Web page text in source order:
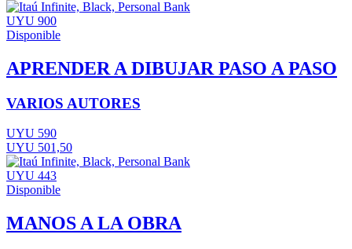
UYU 900
Disponible
APRENDER A DIBUJAR PASO A PASO
VARIOS AUTORES
UYU 590
UYU 501,50
UYU 443
Disponible
MANOS A LA OBRA